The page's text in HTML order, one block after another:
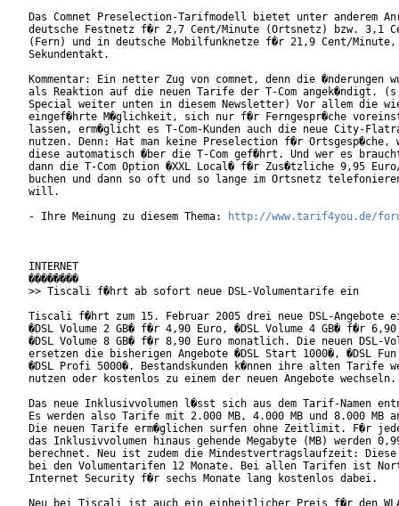
Das Comnet Preselection-Tarifmodell bietet unter anderem
deutsche Festnetz f�r 2,7 Cent/Minute (Ortsnetz) bzw. 3,1
(Fern) und in deutsche Mobilfunknetze f�r 21,9 Cent/Minute,
Sekundentakt.
Kommentar: Ein netter Zug von comnet, denn die �nderungen
als Reaktion auf die neuen Tarife der T-Com angek�ndigt.
Special weiter unten in diesem Newsletter) Vor allem die
eingef�hrte M�glichkeit, sich nur f�r Ferngespr�che
lassen, erm�glicht es T-Com-Kunden auch die neue City-
nutzen. Denn: Hat man keine Preselection f�r Ortsgesp�che,
diese automatisch �ber die T-Com gef�hrt. Und wer es
dann die T-Com Option �XXL Local� f�r Zus�tzliche 9,95
buchen und dann so oft und so lange im Ortsnetz
will.
- Ihre Meinung zu diesem Thema:
http://www.tarif4you.de/
INTERNET
��������
>> Tiscali f�hrt ab sofort neue DSL-Volumentarife ein
Tiscali f�hrt zum 15. Februar 2005 drei neue DSL-Angebote
�DSL Volume 2 GB� f�r 4,90 Euro, �DSL Volume 4 GB� f�r
�DSL Volume 8 GB� f�r 8,90 Euro monatlich. Die neuen DSL-
ersetzen die bisherigen Angebote �DSL Start 1000�, �DSL Fun
�DSL Profi 5000�. Bestandskunden k�nnen ihre alten Tarife
nutzen oder kostenlos zu einem der neuen Angebote
Das neue Inklusivvolumen l�sst sich aus dem Tarif-Namen
Es werden also Tarife mit 2.000 MB, 4.000 MB und 8.000 MB
Die neuen Tarife erm�glichen surfen ohne Zeitlimit. F�r
das Inklusivvolumen hinaus gehende Megabyte (MB) werden
berechnet. Neu ist zudem die Mindestvertragslaufzeit:
bei den Volumentarifen 12 Monate. Bei allen Tarifen ist
Internet Security f�r sechs Monate lang kostenlos dabei.
Neu bei Tiscali ist auch ein einheitlicher Preis f�r den